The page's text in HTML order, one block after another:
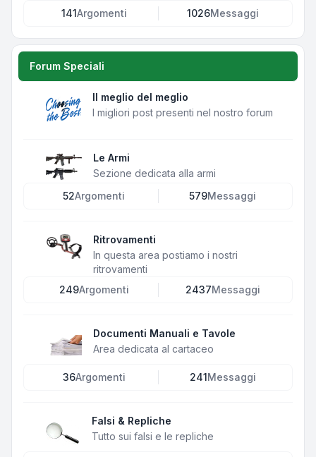
141Argomenti 1026Messaggi
Forum Speciali
Il meglio del meglio
I migliori post presenti nel nostro forum
Le Armi
Sezione dedicata alla armi
52Argomenti 579Messaggi
Ritrovamenti
In questa area postiamo i nostri
ritrovamenti
249Argomenti 2437Messaggi
Documenti Manuali e Tavole
Area dedicata al cartaceo
36Argomenti 241 Messaggi
Falsi & Repliche
Tutto sui falsi e le repliche